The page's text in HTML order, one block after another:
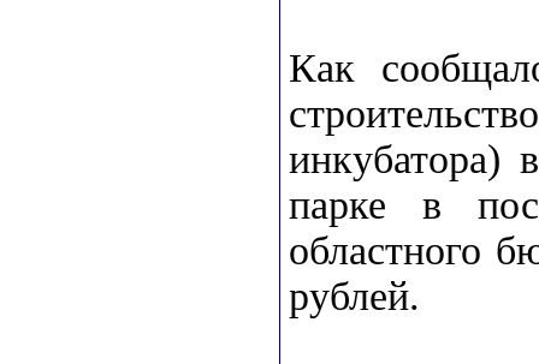
Как
инкубатора)
парке в
областного
рублей.